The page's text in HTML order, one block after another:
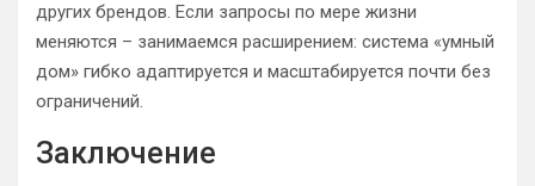
других брендов. Если запросы по мере жизни
меняются – занимаемся расширением: система «умный
дом» гибко адаптируется и масштабируется почти без
ограничений.
Заключение